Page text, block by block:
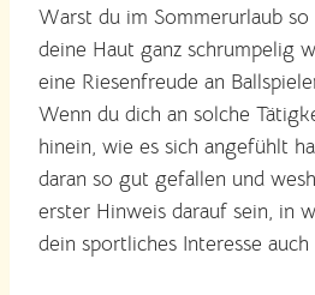
Warst du im Sommerurlaub
deine Haut ganz schrumpelig
eine Riesenfreude an
Wenn du dich an solche
hinein, wie es sich angefühlt
daran so gut gefallen und
erster Hinweis darauf sein, in
dein sportliches Interesse